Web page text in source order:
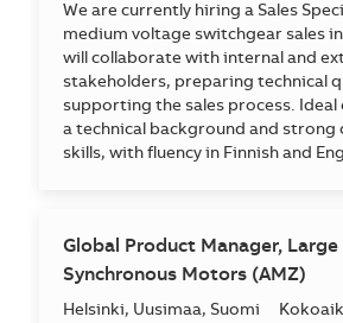
We are currently hiring a Sales
medium voltage switchgear sales
will collaborate with internal and
stakeholders, preparing technical
supporting the sales process. Ideal
a technical background and strong
skills, with fluency in Finnish and
Global Product Manager, Large
Synchronous Motors (AMZ)
Sijainti
Helsinki, Uusimaa, Suomi